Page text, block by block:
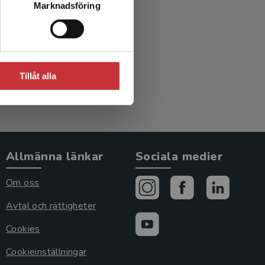
Marknadsföring
Tillåt alla
Allmänna länkar
Om oss
Avtal och rättigheter
Cookies
Cookieinställningar
Sociala medier